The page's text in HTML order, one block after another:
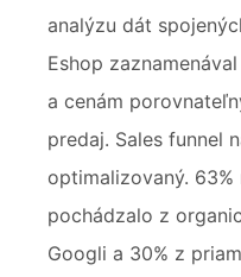
analýzu dát
Eshop
a cenám
predaj. Sales funnel
optimalizovaný.
pochádzalo z
Googli a 30% z